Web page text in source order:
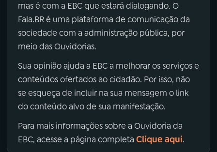
mas é com a EBC que estará dialogando. O
Fala.BR é uma plataforma de comunicação da
sociedade com a administração pública, por
meio das Ouvidorias.
Sua opinião ajuda a EBC a melhorar os serviços e
conteúdos ofertados ao cidadão. Por isso, não
se esqueça de incluir na sua mensagem o link
do conteúdo alvo de sua manifestação.
Para mais informações sobre a Ouvidoria da
EBC, acesse a página completa Clique aqui.